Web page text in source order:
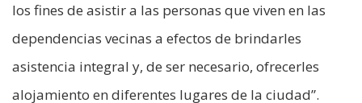
los fines de asistir a las personas que viven en las
dependencias vecinas a efectos de brindarles
asistencia integral y, de ser necesario, ofrecerles
alojamiento en diferentes lugares de la ciudad”.